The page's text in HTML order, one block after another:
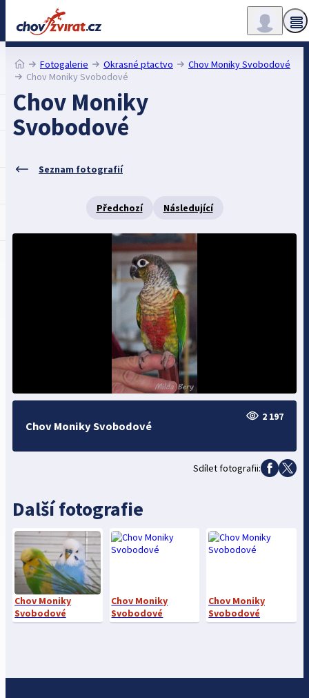
Fotogalerie Okrasné ptactvo
Chov Moniky Svobodové
Chov Moniky Svobodové
Chov Moniky
Svobodové
Seznam fotografií
Předchozí Následující
Chov Moniky Svobodové
2 197
Sdílet fotografii:
Další fotografie
Chov Moniky
Svobodové
Chov Moniky
Svobodové
Chov Moniky
Svobodové